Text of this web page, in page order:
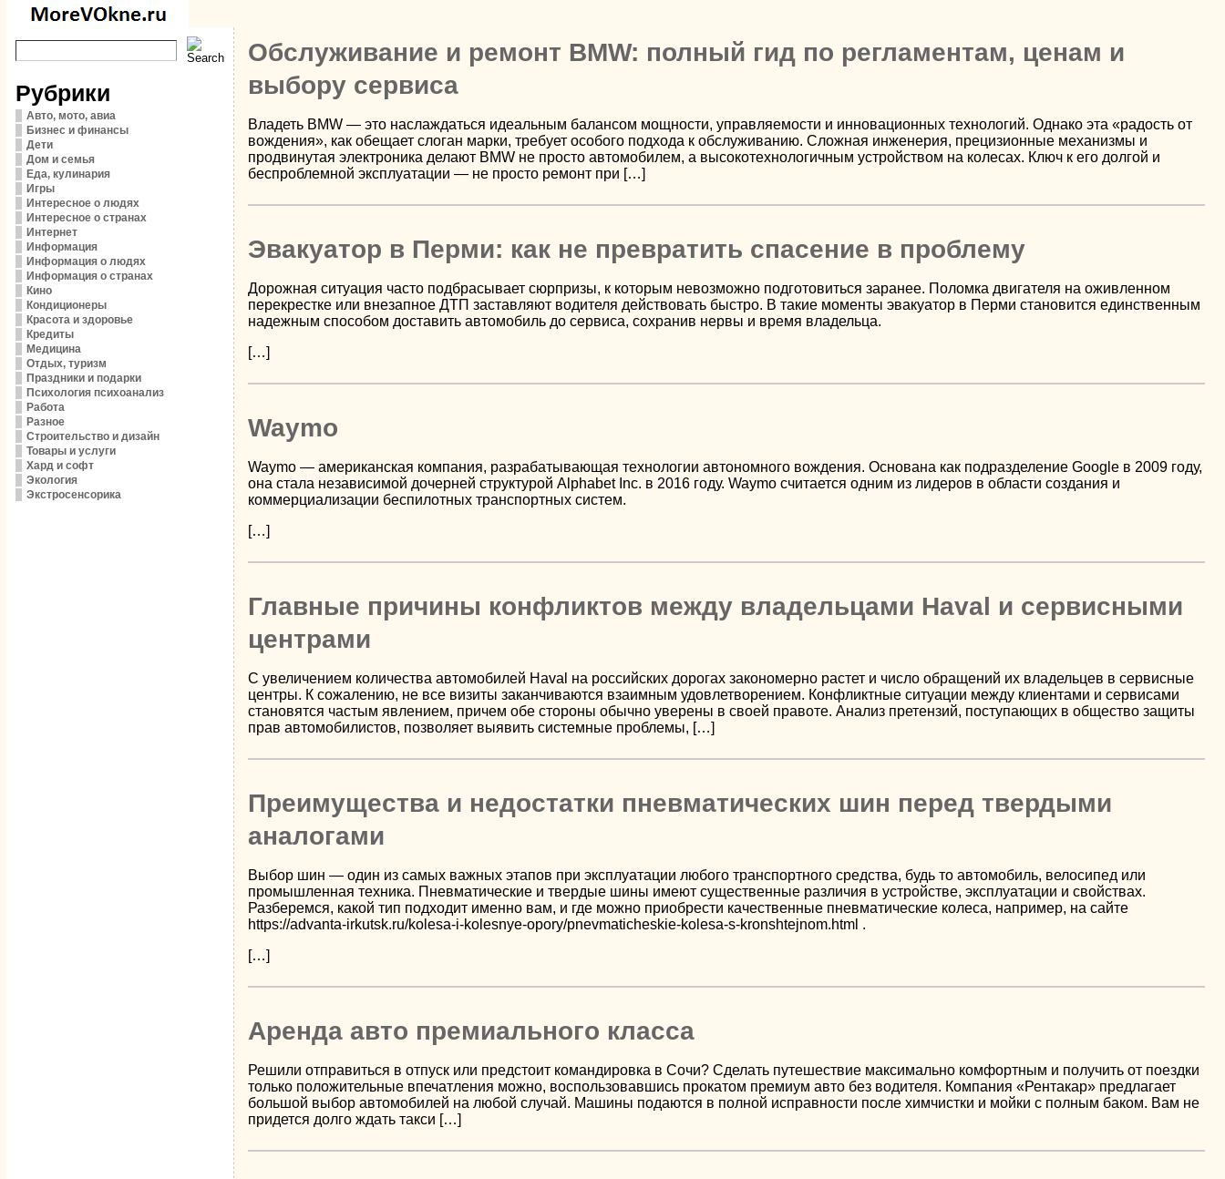
Рубрики
Авто, мото, авиа
Бизнес и финансы
Дети
Дом и семья
Еда, кулинария
Игры
Интересное о людях
Интересное о странах
Интернет
Информация
Информация о людях
Информация о странах
Кино
Кондиционеры
Красота и здоровье
Кредиты
Медицина
Отдых, туризм
Праздники и подарки
Психология психоанализ
Работа
Разное
Строительство и дизайн
Товары и услуги
Хард и софт
Экология
Экстросенсорика
Обслуживание и ремонт BMW: полный гид по регламентам, ценам и
выбору сервиса
Владеть BMW — это наслаждаться идеальным балансом мощности, управляемости и инновационных технологий. Однако эта «радость от
вождения», как обещает слоган марки, требует особого подхода к обслуживанию. Сложная инженерия, прецизионные механизмы и
продвинутая электроника делают BMW не просто автомобилем, а высокотехнологичным устройством на колесах. Ключ к его долгой и
беспроблемной эксплуатации — не просто ремонт при […]
Эвакуатор в Перми: как не превратить спасение в проблему
Дорожная ситуация часто подбрасывает сюрпризы, к которым невозможно подготовиться заранее. Поломка двигателя на оживленном
перекрестке или внезапное ДТП заставляют водителя действовать быстро. В такие моменты эвакуатор в Перми становится единственным
надежным способом доставить автомобиль до сервиса, сохранив нервы и время владельца.
[…]
Waymo
Waymo — американская компания, разрабатывающая технологии автономного вождения. Основана как подразделение Google в 2009 году,
она стала независимой дочерней структурой Alphabet Inc. в 2016 году. Waymo считается одним из лидеров в области создания и
коммерциализации беспилотных транспортных систем.
[…]
Главные причины конфликтов между владельцами Haval и сервисными
центрами
С увеличением количества автомобилей Haval на российских дорогах закономерно растет и число обращений их владельцев в сервисные
центры. К сожалению, не все визиты заканчиваются взаимным удовлетворением. Конфликтные ситуации между клиентами и сервисами
становятся частым явлением, причем обе стороны обычно уверены в своей правоте. Анализ претензий, поступающих в общество защиты
прав автомобилистов, позволяет выявить системные проблемы, […]
Преимущества и недостатки пневматических шин перед твердыми
аналогами
Выбор шин — один из самых важных этапов при эксплуатации любого транспортного средства, будь то автомобиль, велосипед или
промышленная техника. Пневматические и твердые шины имеют существенные различия в устройстве, эксплуатации и свойствах.
Разберемся, какой тип подходит именно вам, и где можно приобрести качественные пневматические колеса, например, на сайте
https://advanta-irkutsk.ru/kolesa-i-kolesnye-opory/pnevmaticheskie-kolesa-s-kronshtejnom.html .
[…]
Аренда авто премиального класса
Решили отправиться в отпуск или предстоит командировка в Сочи? Сделать путешествие максимально комфортным и получить от поездки
только положительные впечатления можно, воспользовавшись прокатом премиум авто без водителя. Компания «Рентакар» предлагает
большой выбор автомобилей на любой случай. Машины подаются в полной исправности после химчистки и мойки с полным баком. Вам не
придется долго ждать такси […]